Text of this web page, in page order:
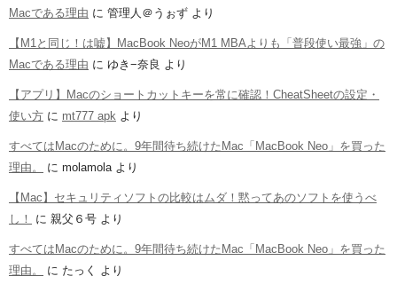
Macである理由 に 管理人＠うぉず より
【M1と同じ！は嘘】MacBook NeoがM1 MBAよりも「普段使い最強」の
Macである理由 に ゆき−奈良 より
【アプリ】Macのショートカットキーを常に確認！CheatSheetの設定・
使い方 に mt777 apk より
すべてはMacのために。9年間待ち続けたMac「MacBook Neo」を買った
理由。
に molamolaより
【Mac】セキュリティソフトの比較はムダ！黙ってあのソフトを使うべ
し！
に 親父６号 より
すべてはMacのために。9年間待ち続けたMac「MacBook Neo」を買った
理由。
に たっく より